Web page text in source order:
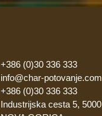
+386 (0)30 336 333
info@char-potovanje.com
+386 (0)30 336 333
Industrijska cesta 5, 5000